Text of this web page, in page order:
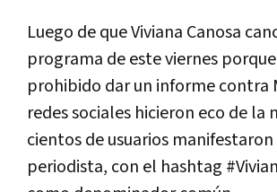
Luego de que Viviana Canosa
programa de este viernes
prohibido dar un informe contra
redes sociales hicieron eco de la
cientos de usuarios
periodista, con el hashtag